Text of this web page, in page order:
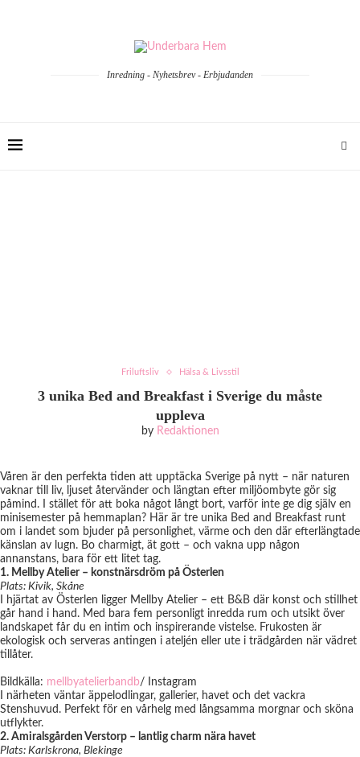
Inredning - Nyhetsbrev - Erbjudanden
Friluftsliv Hälsa & Livsstil
3 unika Bed and Breakfast i Sverige du måste
uppleva
by Redaktionen
Våren är den perfekta tiden att upptäcka Sverige på nytt – när naturen
vaknar till liv, ljuset återvänder och längtan efter miljöombyte gör sig
påmind. I stället för att boka något långt bort, varför inte ge dig själv en
minisemester på hemmaplan? Här är tre unika Bed and Breakfast runt
om i landet som bjuder på personlighet, värme och den där efterlängtade
känslan av lugn. Bo charmigt, ät gott – och vakna upp någon
annanstans, bara för ett litet tag.
1. Mellby Atelier – konstnärsdröm på Österlen
Plats: Kivik, Skåne
I hjärtat av Österlen ligger Mellby Atelier – ett B&B där konst och stillhet
går hand i hand. Med bara fem personligt inredda rum och utsikt över
landskapet får du en intim och inspirerande vistelse. Frukosten är
ekologisk och serveras antingen i ateljén eller ute i trädgården när vädret
tillåter.
Bildkälla: mellbyatelierbandb/ Instagram
I närheten väntar äppelodlingar, gallerier, havet och det vackra
Stenshuvud. Perfekt för en vårhelg med långsamma morgnar och sköna
utflykter.
2. Amiralsgården Verstorp – lantlig charm nära havet
Plats: Karlskrona, Blekinge